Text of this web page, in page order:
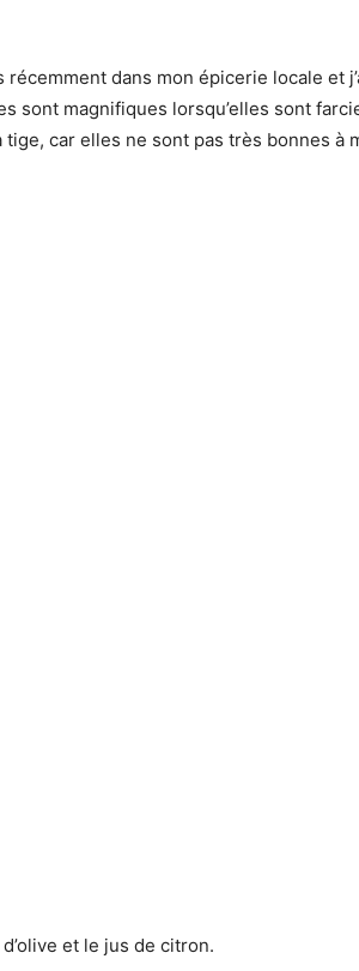
dans mon épicerie locale et
sont magnifiques lorsqu’elles sont
car elles ne sont pas très bonnes à
et le jus de citron.